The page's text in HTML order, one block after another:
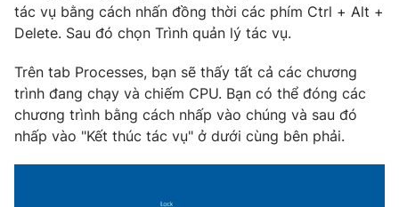
Thị trường 24h Tấm lòng Việt
VTV4 Vươn mình bằng AI
VTV9 VTV8
tác vụ bằng cách nhấn đồng thời các phím Ctrl + Alt +
Delete. Sau đó chọn Trình quản lý tác vụ.
Trên tab Processes, bạn sẽ thấy tất cả các chương
trình đang chạy và chiếm CPU. Bạn có thể đóng các
chương trình bằng cách nhấp vào chúng và sau đó
nhấp vào "Kết thúc tác vụ" ở dưới cùng bên phải.